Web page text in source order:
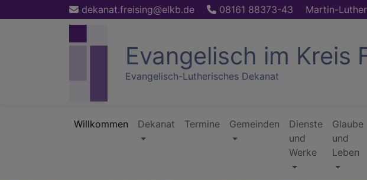
zum
dekanat.freising@elkb.de 08161 88373-43 Martin-
Evangelisch im Kreis
Evangelisch-Lutherisches Dekanat
Willkommen Dekanat Termine Gemeinden
Dienste
und
Werke
Glaube
und
Leben